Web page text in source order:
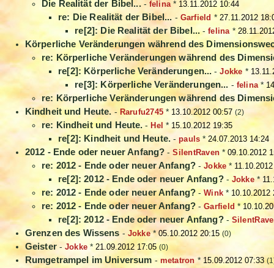
Die Realität der Bibel...- felina* 13.11.2012 10:44
re: Die Realität der Bibel... - Garfield * 27.11.2012
re[2]: Die Realität der Bibel...-felina*
Körperliche Veränderungen während des
re: Körperliche Veränderungen während des
re[2]: Körperliche Veränderungen... -Jokke *
re[3]: Körperliche Veränderungen... - felina*
re: Körperliche Veränderungen während des
Kindheit und Heute. - Rarufu2745 * 13.10.2012 00:57 (2)
re: Kindheit und Heute. - Hel * 15.10.2012 19:35
re[2]: Kindheit und Heute. -pauls *24.07.2013 14:24
2012 - Ende oder neuer Anfang? -SilentRaven *09.10.2012
re: 2012 - Ende oder neuer Anfang? -Jokke *
re[2]: 2012 - Ende oder neuer Anfang?- Jokke *
re: 2012 - Ende oder neuer Anfang? -Wink* 10.10.2012
re: 2012 - Ende oder neuer Anfang? -Garfield *
re[2]: 2012 - Ende oder neuer Anfang?-
Grenzen des Wissens - Jokke* 05.10.2012 20:15 (0)
Geister- Jokke *21.09.2012 17:05 (0)
Rumgetrampel im Universum - metatron * 15.09.2012 07:33